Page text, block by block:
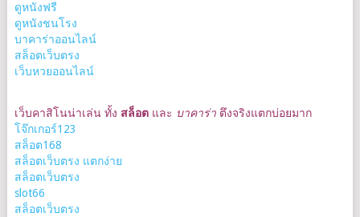
ดูหนังฟรี
ดูหนังชนโรง
บาคาร่าออนไลน์
สล็อตเว็บตรง
เว็บหวยออนไลน์
เว็บคาสิโนน่าเล่น ทั้ง สล็อตและ บาคาร่าตึงจริงแตกบ่อยมาก
โจ๊กเกอร์123
สล็อต168
สล็อตเว็บตรง แตกง่าย
สล็อตเว็บตรง
slot66
สล็อตเว็บตรง